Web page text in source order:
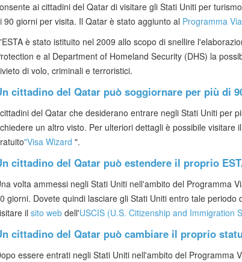
ai cittadini del Qatar di visitare gli Stati Uniti per
90 giorni per visita. Il Qatar è stato aggiunto al Programma
è stato istituito nel 2009 allo scopo di snellire
e al Department of Homeland Security (DHS) la
di volo, criminali e terroristici.
cittadino del Qatar può soggiornare per più di
del Qatar che desiderano entrare negli Stati Uniti per
un altro visto. Per ulteriori dettagli è possibile visitare
"Visa Wizard ".
cittadino del Qatar può estendere il proprio
volta ammessi negli Stati Uniti nell'ambito del Programma
giorni. Dovete quindi lasciare gli Stati Uniti entro tale
il sito web dell'USCIS (U.S. Citizenship and Immigration
cittadino del Qatar può cambiare il proprio
essere entrati negli Stati Uniti nell'ambito del Programma